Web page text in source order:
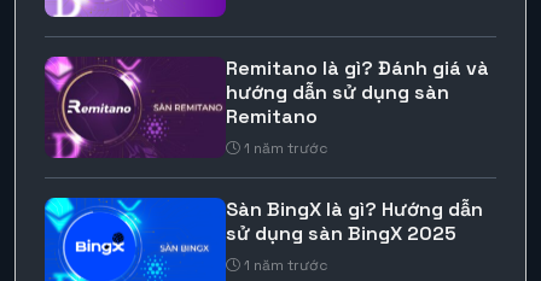
Remitano là gì? Đánh giá và
hướng dẫn sử dụng sàn
Remitano
1 năm trước
Sàn BingX là gì? Hướng dẫn
sử dụng sàn BingX 2025
1 năm trước